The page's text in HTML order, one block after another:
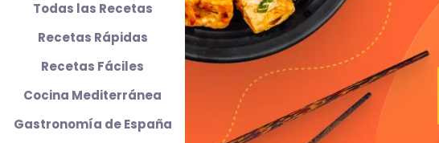
Todas las Recetas
Recetas Rápidas
Recetas Fáciles
Cocina Mediterránea
Gastronomía de España